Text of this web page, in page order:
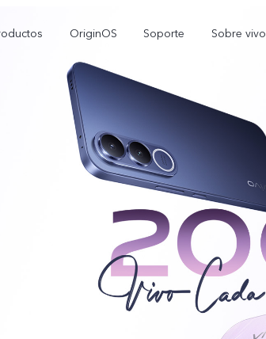
OriginOS Soporte Sobre vivo
Y11 5G nuevo